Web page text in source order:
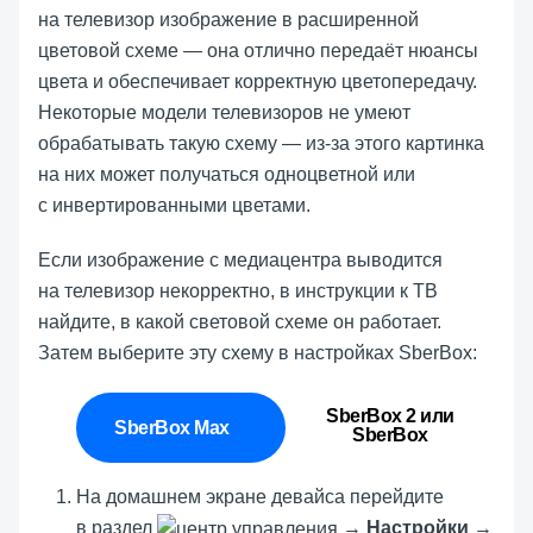
на телевизор изображение в расширенной
цветовой схеме — она отлично передаёт нюансы
цвета и обеспечивает корректную цветопередачу.
Некоторые модели телевизоров не умеют
обрабатывать такую схему — из-за этого картинка
на них может получаться одноцветной или
с инвертированными цветами.
Если изображение с медиацентра выводится
на телевизор некорректно, в инструкции к ТВ
найдите, в какой световой схеме он работает.
Затем выберите эту схему в настройках SberBox:
SberBox Max
SberBox 2 или
SberBox
На домашнем экране девайса перейдите
в раздел
→ Настройки →